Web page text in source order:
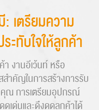
เตรียมความ
ะทับใจให้ลูกค้า
า งานอีเว้นท์ หรือ
สำคัญในการสร้างการรับ
คุณ การเตรียมอุปกรณ์
ดเด่นและดึงดูดลูกค้าได้